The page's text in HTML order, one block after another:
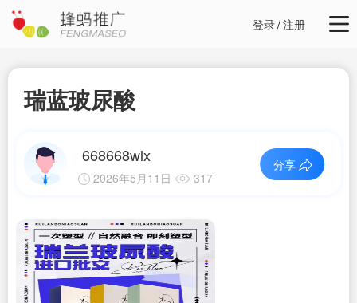
登录/注册
瑞蓝玻尿酸
668668wlx
2026年5月11日 317
分享